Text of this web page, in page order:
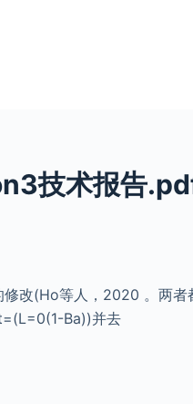
技术报告
改(Ho等人，2020 。两者
Ba))并去